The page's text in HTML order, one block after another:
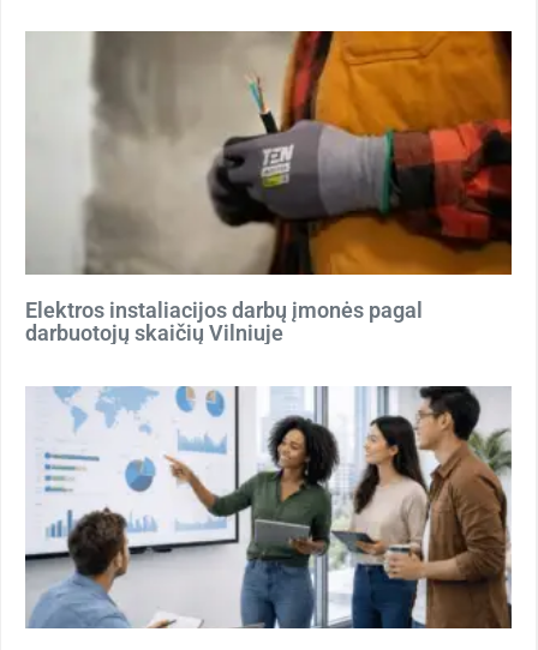
Elektros instaliacijos darbų įmonės pagal
darbuotojų skaičių Vilniuje